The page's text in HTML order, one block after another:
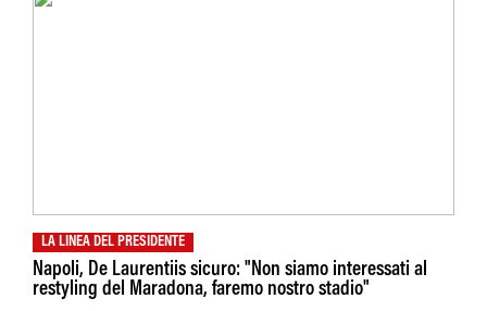
LA LINEA DEL PRESIDENTE
Napoli, De Laurentiis sicuro: "Non siamo interessati al
restyling del Maradona, faremo nostro stadio"